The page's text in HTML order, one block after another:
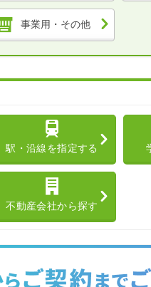
事業用・その他
駅・沿線を指定する
不動産会社から探す